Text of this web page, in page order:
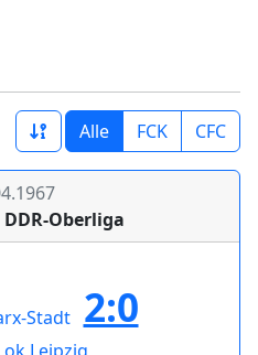
Alle FCK CFC
Oberliga
2:0